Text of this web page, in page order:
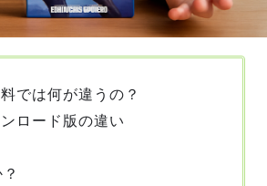
では何が違うの？
ロード版の違い